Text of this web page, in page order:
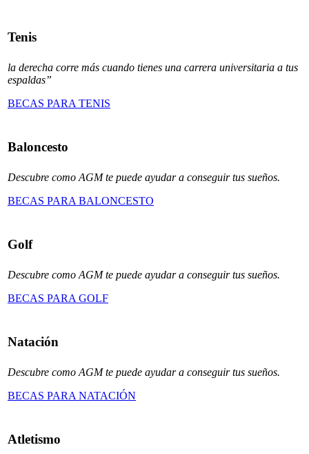
Tenis
la derecha corre más cuando tienes una carrera universitaria a tus
espaldas”
BECAS PARA TENIS
Baloncesto
Descubre como AGM te puede ayudar a conseguir tus sueños.
BECAS PARA BALONCESTO
Golf
Descubre como AGM te puede ayudar a conseguir tus sueños.
BECAS PARA GOLF
Natación
Descubre como AGM te puede ayudar a conseguir tus sueños.
BECAS PARA NATACIÓN
Atletismo